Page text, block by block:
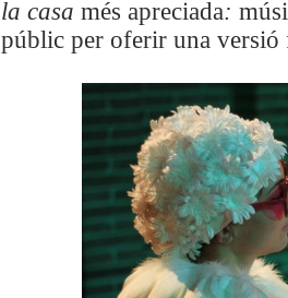
la casa més apreciada:
públic per oferir una versió